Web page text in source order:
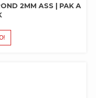
2MM ASS | PAK A